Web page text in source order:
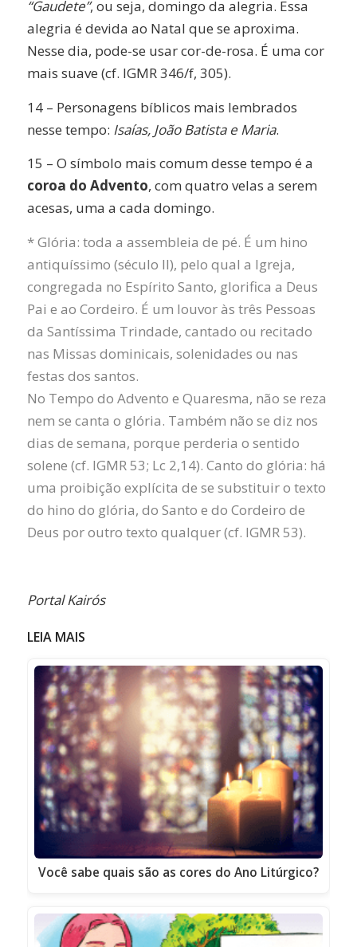
“Gaudete”, ou seja, domingo da alegria. Essa
alegria é devida ao Natal que se aproxima.
Nesse dia, pode-se usar cor-de-rosa. É uma cor
mais suave (cf. IGMR 346/f, 305).
14 – Personagens bíblicos mais lembrados
nesse tempo: Isaías, João Batista e Maria.
15 – O símbolo mais comum desse tempo é a
coroa do Advento, com quatro velas a serem
acesas, uma a cada domingo.
* Glória: toda a assembleia de pé. É um hino
antiquíssimo (século II), pelo qual a Igreja,
congregada no Espírito Santo, glorifica a Deus
Pai e ao Cordeiro. É um louvor às três Pessoas
da Santíssima Trindade, cantado ou recitado
nas Missas dominicais, solenidades ou nas
festas dos santos.
No Tempo do Advento e Quaresma, não se reza
nem se canta o glória. Também não se diz nos
dias de semana, porque perderia o sentido
solene (cf. IGMR 53; Lc 2,14). Canto do glória: há
uma proibição explícita de se substituir o texto
do hino do glória, do Santo e do Cordeiro de
Deus por outro texto qualquer (cf. IGMR 53).
Portal Kairós
LEIA MAIS
Você sabe quais são as cores do Ano Litúrgico?